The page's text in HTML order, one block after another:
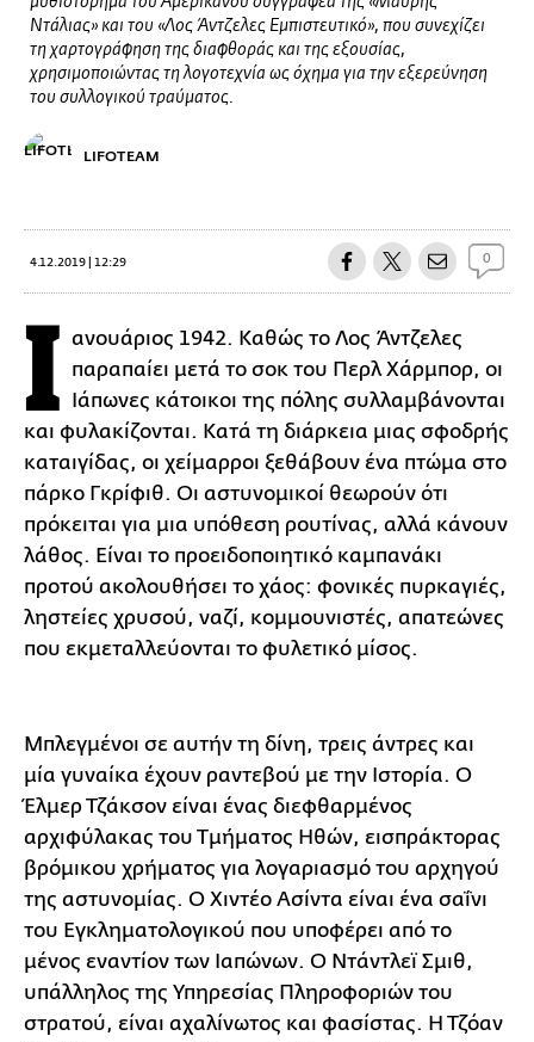
Ντάλιας» και του «Λος Άντζελες Εμπιστευτικό», που συνεχίζει
τη χαρτογράφηση της διαφθοράς και της εξουσίας,
χρησιμοποιώντας τη λογοτεχνία ως όχημα για την εξερεύνηση
του συλλογικού τραύματος.
LIFOTEAM
4.12.2019 | 12:29 0
Ι ανουάριος 1942. Καθώς το Λος Άντζελες
παραπαίει μετά το σοκ του Περλ Χάρμπορ, οι
Ιάπωνες κάτοικοι της πόλης συλλαμβάνονται
και φυλακίζονται. Κατά τη διάρκεια μιας σφοδρής
καταιγίδας, οι χείμαρροι ξεθάβουν ένα πτώμα στο
πάρκο Γκρίφιθ. Οι αστυνομικοί θεωρούν ότι
πρόκειται για μια υπόθεση ρουτίνας, αλλά κάνουν
λάθος. Είναι το προειδοποιητικό καμπανάκι
προτού ακολουθήσει το χάος: φονικές πυρκαγιές,
ληστείες χρυσού, ναζί, κομμουνιστές, απατεώνες
που εκμεταλλεύονται το φυλετικό μίσος.
Μπλεγμένοι σε αυτήν τη δίνη, τρεις άντρες και
μία γυναίκα έχουν ραντεβού με την Ιστορία. Ο
Έλμερ Τζάκσον είναι ένας διεφθαρμένος
αρχιφύλακας του Τμήματος Ηθών, εισπράκτορας
βρόμικου χρήματος για λογαριασμό του αρχηγού
της αστυνομίας. Ο Χιντέο Ασίντα είναι ένα σαΐνι
του Εγκληματολογικού που υποφέρει από το
μένος εναντίον των Ιαπώνων. Ο Ντάντλεϊ Σμιθ,
υπάλληλος της Υπηρεσίας Πληροφοριών του
στρατού, είναι αχαλίνωτος και φασίστας. Η Τζόαν